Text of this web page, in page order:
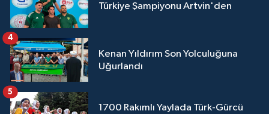
Türkiye Şampiyonu Artvin'den
Kenan Yıldırım Son Yolculuğuna
Uğurlandı
4
1700 Rakımlı Yaylada Türk-Gürcü
5